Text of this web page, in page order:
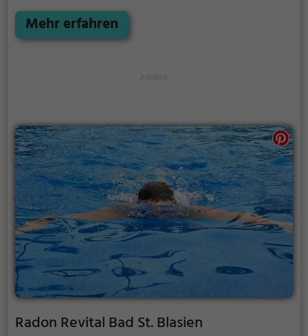
wohltuenden Anwendungen ist das Linsberg Asia
die perfekte Adresse für einen echten Wellness-Tag.
Mehr erfahren
Radon Revital Bad St. Blasien